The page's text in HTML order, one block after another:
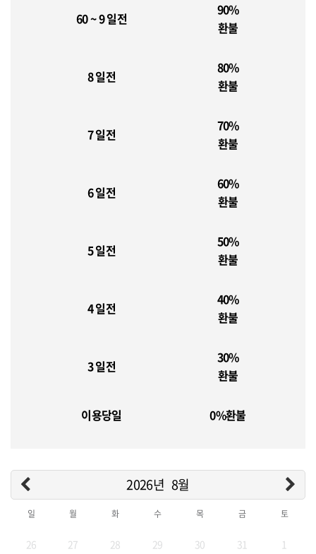
60 ~ 9 일전
90%
환불
8 일전
80%
환불
7 일전
70%
환불
6 일전
60%
환불
5 일전
50%
환불
4 일전
40%
환불
3 일전
30%
환불
이용당일 0%환불
2026년 8월
일 월 화 수 목 금 토
26 27 28 29 30 31 1